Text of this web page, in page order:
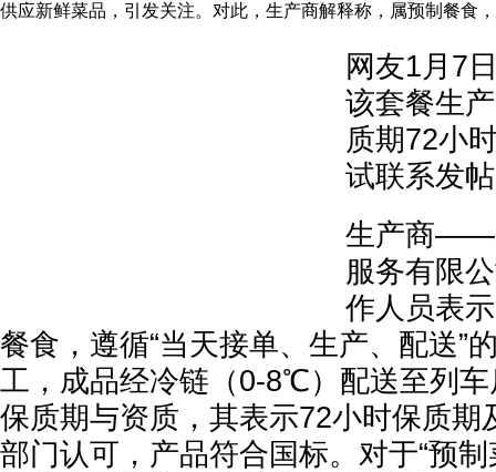
供应新鲜菜品，引发关注。对此，生产商解释称，属预制餐食
网友1月7
该套餐生
质期72小
试联系发
生产商——
服务有限
作人员表
餐食，遵循“当天接单、生产、配送”
工，成品经冷链（0-8℃）配送至列
保质期与资质，其表示72小时保质期
部门认可，产品符合国标。对于“预